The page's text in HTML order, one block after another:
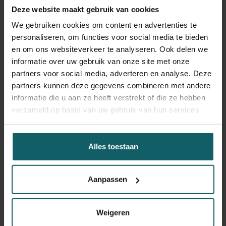
Deze website maakt gebruik van cookies
We gebruiken cookies om content en advertenties te
personaliseren, om functies voor social media te bieden
en om ons websiteverkeer te analyseren. Ook delen we
informatie over uw gebruik van onze site met onze
partners voor social media, adverteren en analyse. Deze
partners kunnen deze gegevens combineren met andere
informatie die u aan ze heeft verstrekt of die ze hebben
verzameld op basis van uw gebruik van hun services.
Alles toestaan
Aanpassen
Weigeren
“Daarnaast worden antibiotica ook gebruikt in de
plantenteelt en in de veeteelt. Dieren in de veeteelt
krijgen vaak antibiotica toegediend om gezonder te blijven
en te blijven groeien. De resten daarvan komen in ons
water en in ons vlees terecht. We krijgen dus ook
onbewust antibiotica binnen.”
Kunnen patiënten zich bewuster zijn van het gebruik?
“Ik denk dat dit sowieso bij de huisarts ligt. Er zijn veel
mensen die daadwerkelijk alles doen wat de huisarts zegt,
wat op zich slim is. De huisartsen hebben hier een grote
rol te spelen. We noemen ditantibiotics stewardship
hebben een voorbeeldrol voor de patiënten en moeten
goed idee zijn antibiotica te geven. Maar in veel gevallen
kun je ook wachten en kijken of je eigen immuunsysteem